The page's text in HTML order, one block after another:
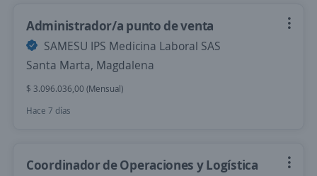
Administrador/a punto de venta
SAMESU IPS Medicina Laboral SAS
Santa Marta, Magdalena
$ 3.096.036,00 (Mensual)
Hace 7 días
Coordinador de Operaciones y Logística